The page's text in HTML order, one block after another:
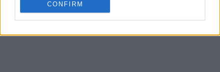
CONFIRM
ad